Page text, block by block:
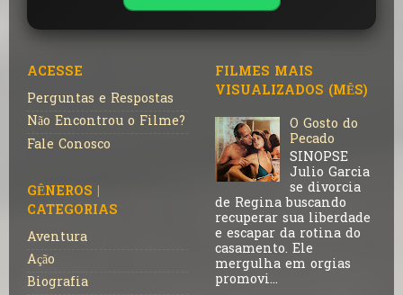
ACESSE
Perguntas e Respostas
Não Encontrou o Filme?
Fale Conosco
GÊNEROS |
CATEGORIAS
Aventura
Ação
Biografia
FILMES MAIS
VISUALIZADOS (MÊS)
O Gosto do
Pecado
SINOPSE
Julio Garcia
se divorcia
de Regina buscando
recuperar sua liberdade
e escapar da rotina do
casamento. Ele
mergulha em orgias
promovi...